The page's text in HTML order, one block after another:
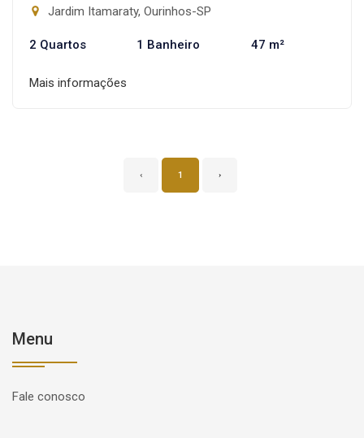
Jardim Itamaraty, Ourinhos-SP
2 Quartos 1 Banheiro 47 m²
Mais informações
‹ 1 ›
Menu
Fale conosco